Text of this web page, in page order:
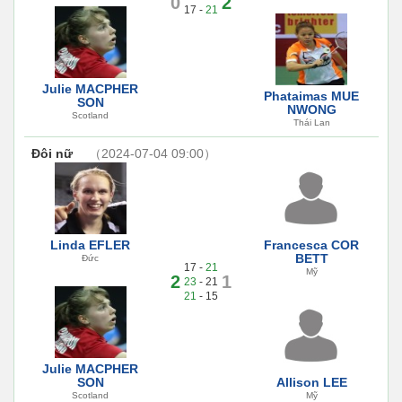
Julie MACPHER
SON
Scotland
17 - 21
Phataimas MUE
NWONG
Thái Lan
Đôi nữ （2024-07-04 09:00）
Linda EFLER
Đức
Julie MACPHER
SON
Scotland
2
17 - 21
23 - 21
21 - 15
1
Francesca COR
BETT
Mỹ
Allison LEE
Mỹ